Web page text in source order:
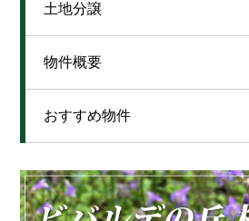
土地分譲
物件概要
おすすめ物件